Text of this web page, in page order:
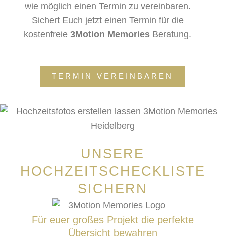
wie möglich einen Termin zu vereinbaren.
Sichert Euch jetzt einen Termin für die
kostenfreie 3Motion Memories Beratung.
TERMIN VEREINBAREN
UNSERE
HOCHZEITSCHECKLISTE
SICHERN
Für euer großes Projekt die perfekte
Übersicht bewahren